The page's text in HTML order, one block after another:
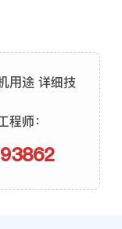
用途 详细技
师：